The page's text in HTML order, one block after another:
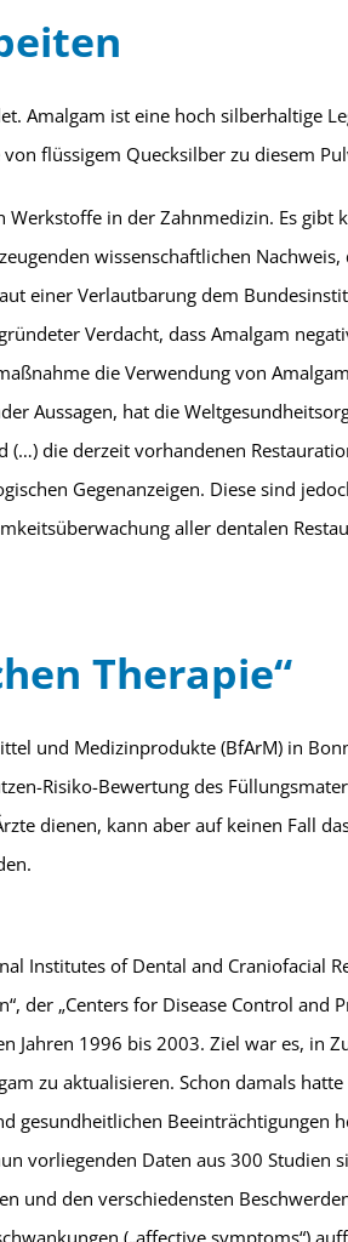
Amalgam ist eine hoch silberhaltige
flüssigem Quecksilber zu diesem
in der Zahnmedizin. Es
wissenschaftlichen
einer Verlautbarung dem
Verdacht, dass Amalgam
die Verwendung von
Aussagen, hat die
die derzeit vorhandenen
Gegenanzeigen. Diese sind
aller dentalen
Therapie“
und Medizinprodukte (BfArM) in
Risiko-Bewertung des
dienen, kann aber auf keinen Fall
of Dental and Craniofacial
der „Centers for Disease Control
Jahren 1996 bis 2003. Ziel war es, in
zu aktualisieren. Schon damals
gesundheitlichen Beeinträchtigungen
vorliegenden Daten aus 300 Studien
und den verschiedensten
(„affective symptoms“)